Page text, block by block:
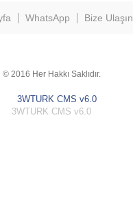
WhatsApp Bize Ulaşın
© 2016 Her Hakkı Saklıdır.
3WTURK CMS v6.0